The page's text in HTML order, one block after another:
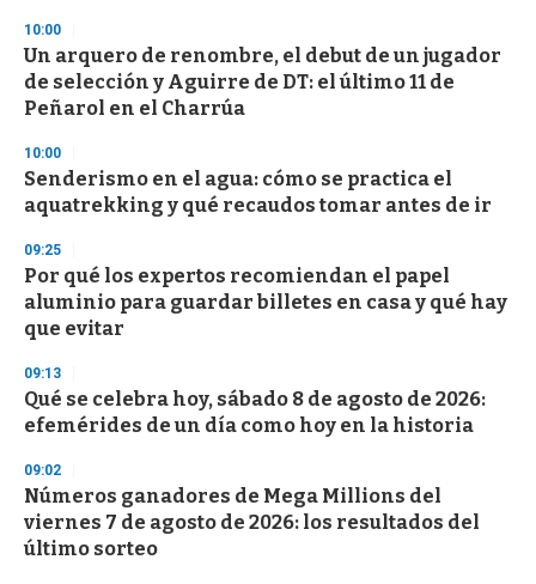
d
s
10:00
Un arquero de renombre, el debut de un jugador
de selección y Aguirre de DT: el último 11 de
Peñarol en el Charrúa
10:00
Senderismo en el agua: cómo se practica el
aquatrekking y qué recaudos tomar antes de ir
09:25
Por qué los expertos recomiendan el papel
aluminio para guardar billetes en casa y qué hay
que evitar
09:13
Qué se celebra hoy, sábado 8 de agosto de 2026:
efemérides de un día como hoy en la historia
09:02
Números ganadores de Mega Millions del
viernes 7 de agosto de 2026: los resultados del
último sorteo